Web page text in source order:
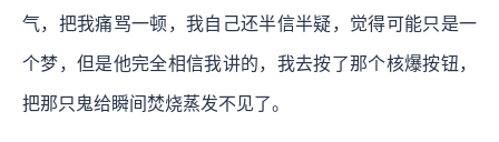
气，把我痛骂一顿，我自己还半信半疑，觉得可能只是一
个梦，但是他完全相信我讲的，我去按了那个核爆按钮，
把那只鬼给瞬间焚烧蒸发不见了。